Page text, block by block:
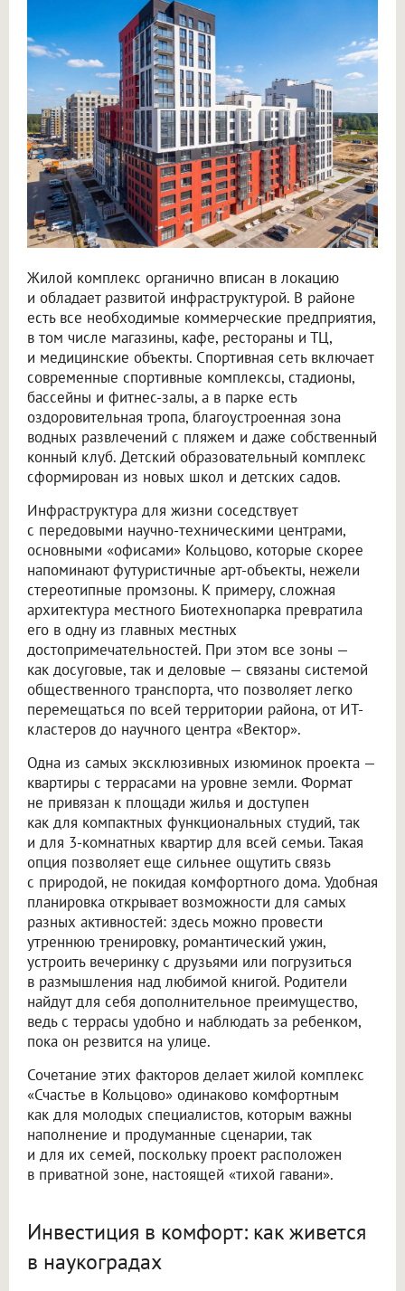
Жилой комплекс органично вписан в локацию
и обладает развитой инфраструктурой. В районе
есть все необходимые коммерческие предприятия,
в том числе магазины, кафе, рестораны и ТЦ,
и медицинские объекты. Спортивная сеть включает
современные спортивные комплексы, стадионы,
бассейны и фитнес-залы, а в парке есть
оздоровительная тропа, благоустроенная зона
водных развлечений с пляжем и даже собственный
конный клуб. Детский образовательный комплекс
сформирован из новых школ и детских садов.
Инфраструктура для жизни соседствует
с передовыми научно-техническими центрами,
основными «офисами» Кольцово, которые скорее
напоминают футуристичные арт-объекты, нежели
стереотипные промзоны. К примеру, сложная
архитектура местного Биотехнопарка превратила
его в одну из главных местных
достопримечательностей. При этом все зоны —
как досуговые, так и деловые — связаны системой
общественного транспорта, что позволяет легко
перемещаться по всей территории района, от ИТ-
кластеров до научного центра «Вектор».
Одна из самых эксклюзивных изюминок проекта —
квартиры с террасами на уровне земли. Формат
не привязан к площади жилья и доступен
как для компактных функциональных студий, так
и для 3-комнатных квартир для всей семьи. Такая
опция позволяет еще сильнее ощутить связь
с природой, не покидая комфортного дома. Удобная
планировка открывает возможности для самых
разных активностей: здесь можно провести
утреннюю тренировку, романтический ужин,
устроить вечеринку с друзьями или погрузиться
в размышления над любимой книгой. Родители
найдут для себя дополнительное преимущество,
ведь с террасы удобно и наблюдать за ребенком,
пока он резвится на улице.
Сочетание этих факторов делает жилой комплекс
«Счастье в Кольцово» одинаково комфортным
как для молодых специалистов, которым важны
наполнение и продуманные сценарии, так
и для их семей, поскольку проект расположен
в приватной зоне, настоящей «тихой гавани».
Инвестиция в комфорт: как живется
в наукоградах